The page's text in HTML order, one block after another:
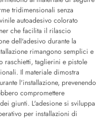
tridimensionali senza
autoadesivo colorato
che facilita il rilascio
dell'adesivo durante la
rimangono semplici e
raschietti, taglierini e pistole
Il materiale dimostra
l'installazione, prevenendo
compromettere
giunti. L'adesione si sviluppa
per installazioni di